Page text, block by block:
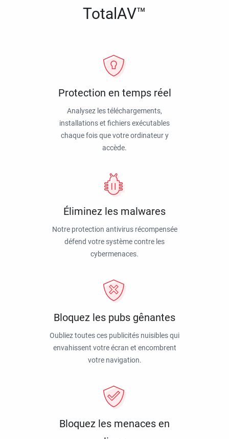
TotalAV™
Protection en temps réel
Analysez les téléchargements,
installations et fichiers exécutables
chaque fois que votre ordinateur y
accède.
Éliminez les malwares
Notre protection antivirus récompensée
défend votre système contre les
cybermenaces.
Bloquez les pubs gênantes
Oubliez toutes ces publicités nuisibles qui
envahissent votre écran et encombrent
votre navigation.
Bloquez les menaces en